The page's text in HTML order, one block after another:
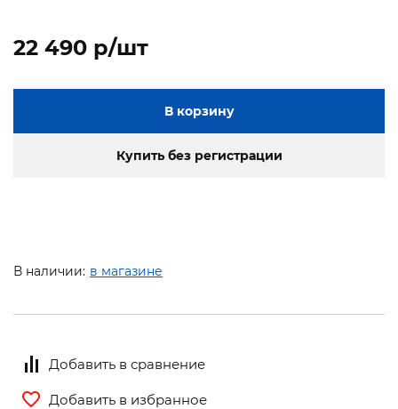
22 490 p/шт
В корзину
Купить без регистрации
В наличии: в магазине
Добавить в сравнение
Добавить в избранное